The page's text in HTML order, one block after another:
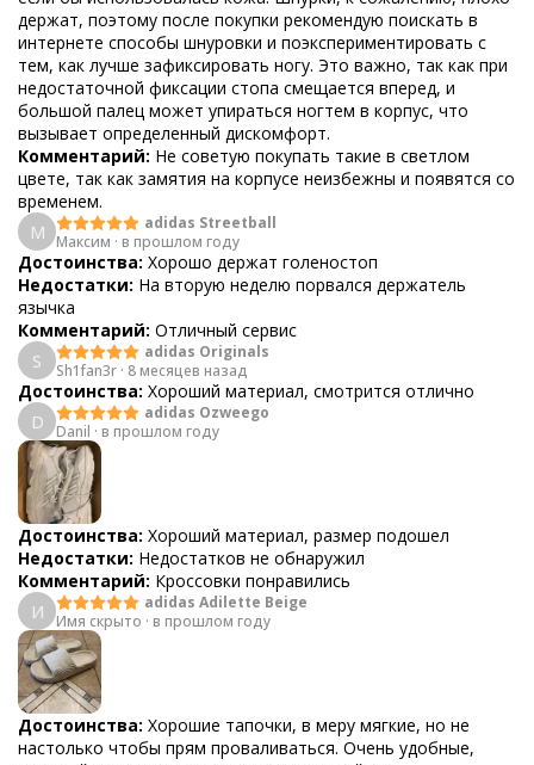
держат, поэтому после покупки рекомендую поискать в
интернете способы шнуровки и поэкспериментировать с
тем, как лучше зафиксировать ногу. Это важно, так как при
недостаточной фиксации стопа смещается вперед, и
большой палец может упираться ногтем в корпус, что
вызывает определенный дискомфорт.
Комментарий: Не советую покупать такие в светлом
цвете, так как замятия на корпусе неизбежны и появятся со
временем.
М
adidas Streetball
Максим · в прошлом году
Достоинства: Хорошо держат голеностоп
Недостатки: На вторую неделю порвался держатель
язычка
Комментарий: Отличный сервис
S
adidas Originals
Sh1fan3r · 8 месяцев назад
Достоинства: Хороший материал, смотрится отлично
D
adidas Ozweego
Danil · в прошлом году
Достоинства: Хороший материал, размер подошел
Недостатки: Недостатков не обнаружил
Комментарий: Кроссовки понравились
И
adidas Adilette Beige
Имя скрыто · в прошлом году
Достоинства: Хорошие тапочки, в меру мягкие, но не
настолько чтобы прям проваливаться. Очень удобные,